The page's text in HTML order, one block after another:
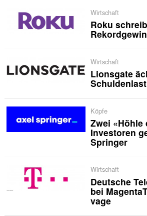
Wirtschaft
Roku
Wirtschaft
Lionsgate
Schuldenlast
Köpfe
Zwei «Höhle
Investoren
Springer
Wirtschaft
Deutsche
bei
vage